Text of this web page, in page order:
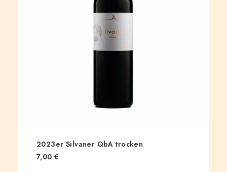
2023er Silvaner QbA trocken
7,00€